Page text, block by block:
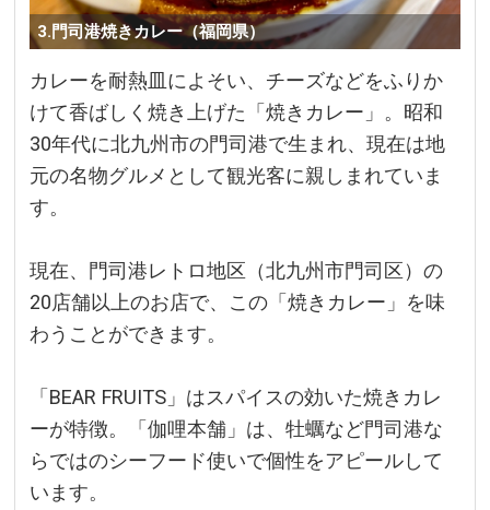
3.門司港焼きカレー（福岡県）
カレーを耐熱皿によそい、チーズなどをふりか
けて香ばしく焼き上げた「焼きカレー」。昭和
30年代に北九州市の門司港で生まれ、現在は地
元の名物グルメとして観光客に親しまれていま
す。
現在、門司港レトロ地区（北九州市門司区）の
20店舗以上のお店で、この「焼きカレー」を味
わうことができます。
「BEAR FRUITS」はスパイスの効いた焼きカレ
ーが特徴。「伽哩本舗」は、牡蠣など門司港な
らではのシーフード使いで個性をアピールして
います。